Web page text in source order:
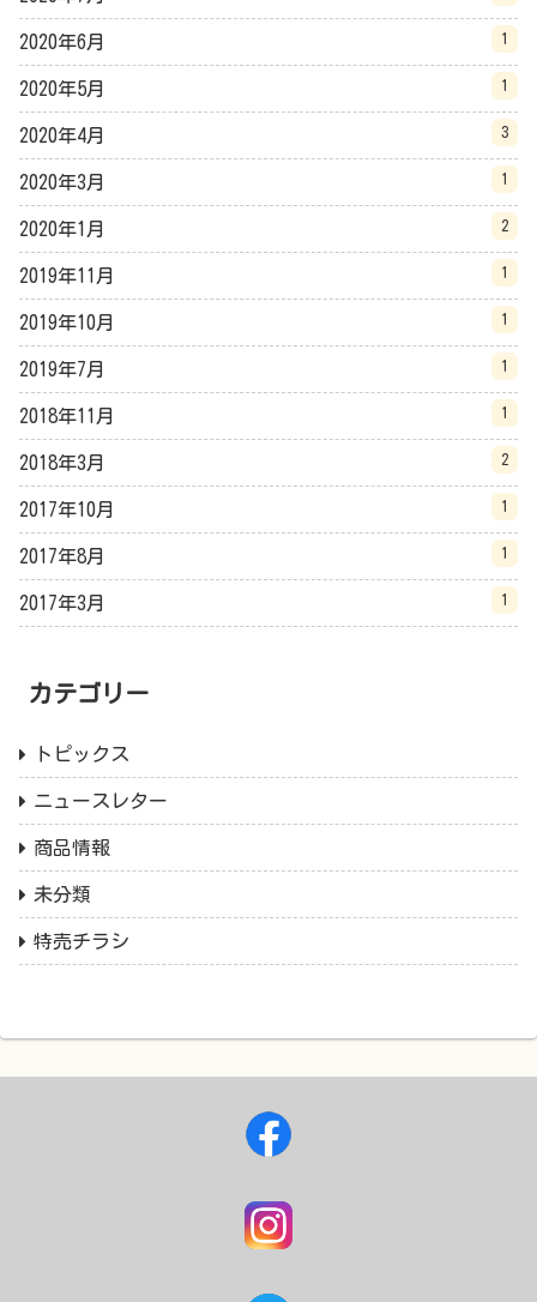
2020年6月 1
2020年5月 1
2020年4月 3
2020年3月 1
2020年1月 2
2019年11月 1
2019年10月 1
2019年7月 1
2018年11月 1
2018年3月 2
2017年10月 1
2017年8月 1
2017年3月 1
カテゴリー
トピックス
ニュースレター
商品情報
未分類
特売チラシ